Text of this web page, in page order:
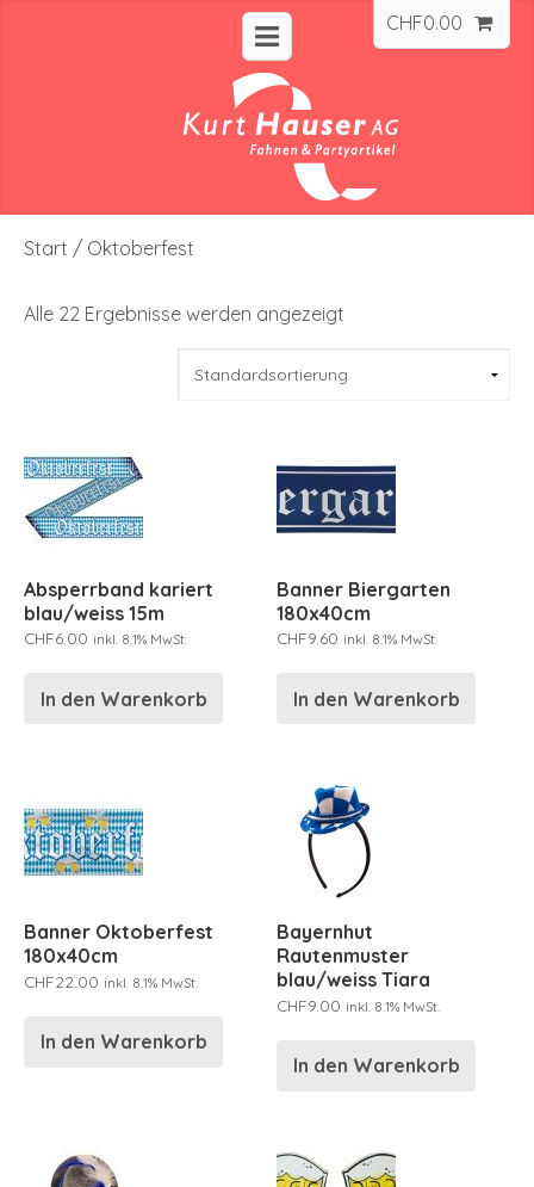
CHF0.00
Start / Oktoberfest
Alle 22 Ergebnisse werden angezeigt
Absperrband kariert
blau/weiss 15m
CHF6.00 inkl. 8.1% MwSt.
In den Warenkorb
Banner Biergarten
180x40cm
CHF9.60 inkl. 8.1% MwSt.
In den Warenkorb
Banner Oktoberfest
180x40cm
CHF22.00 inkl. 8.1% MwSt.
In den Warenkorb
Bayernhut
Rautenmuster
blau/weiss Tiara
CHF9.00 inkl. 8.1% MwSt.
In den Warenkorb